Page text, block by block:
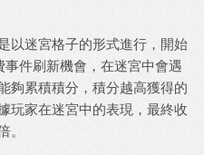
以迷宮格子的形式進行，開始
件刷新機會，在迷宮中會遇
夠累積積分，積分越高獲得的
玩家在迷宮中的表現，最終收
。